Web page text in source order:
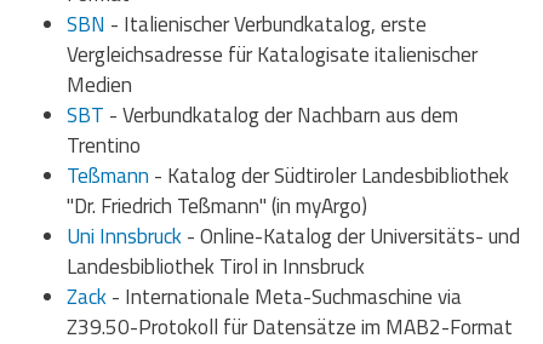
SBN - Italienischer Verbundkatalog, erste
Vergleichsadresse für Katalogisate italienischer
Medien
SBT - Verbundkatalog der Nachbarn aus dem
Trentino
Teßmann - Katalog der Südtiroler Landesbibliothek
"Dr. Friedrich Teßmann" (in myArgo)
Uni Innsbruck- Online-Katalog der Universitäts- und
Landesbibliothek Tirol in Innsbruck
Zack- Internationale Meta-Suchmaschine via
Z39.50-Protokoll für Datensätze im MAB2-Format